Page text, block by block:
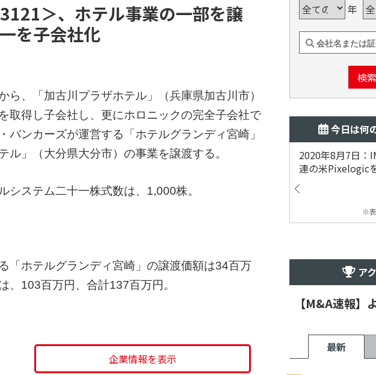
＞、ホテル事業の一部を譲
を子会社化
、「加古川プラザホテル」（兵庫県加古川市）
取得し子会社し、更にホロニックの完全子会社で
ンカーズが運営する「ホテルグランディ宮崎」
ル」（大分県大分市）の事業を譲渡する。
システム二十一株式数は、1,000株。
「ホテルグランディ宮崎」の譲渡価額は34百万
、103百万円、合計137百万円。
企業情報を表示
年
検索
今日は何
2020年8月7日：
連の米Pixelogic
※表
ア
【M&A速報】
最新